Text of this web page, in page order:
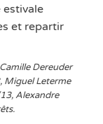
estivale
et repartir
Dereuder
Miguel Leterme
Alexandre